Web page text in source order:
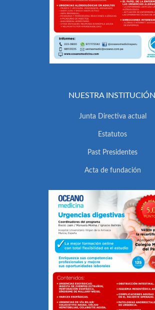
NUESTRA INSTITUCIÓN
Junta Directiva actual
Estatutos
Past Presidentes
Acta de fundación